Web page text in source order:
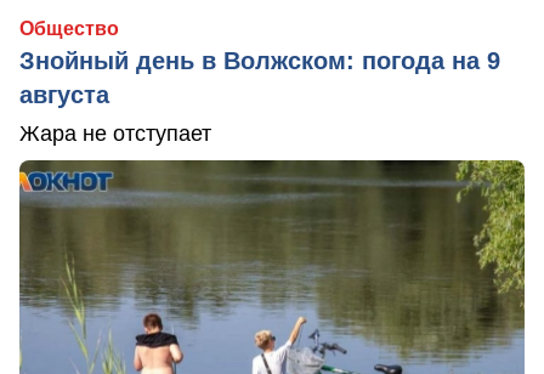
Общество
Знойный день в Волжском: погода на 9
августа
Жара не отступает